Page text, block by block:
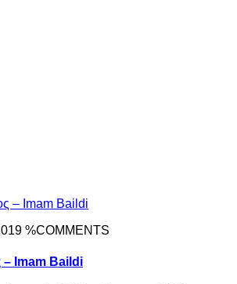
%COMMENTS
Imam Baildi